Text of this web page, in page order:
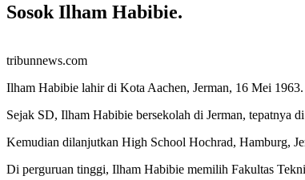
Sosok Ilham Habibie.
tribunnews.com
Ilham Habibie lahir di Kota Aachen, Jerman, 16 Mei
Sejak SD, Ilham Habibie bersekolah di Jerman, tepatnya
Kemudian dilanjutkan High School Hochrad, Hamburg,
Di perguruan tinggi, Ilham Habibie memilih Fakultas